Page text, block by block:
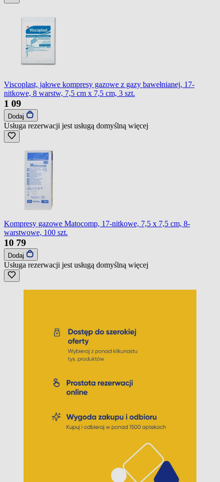
Viscoplast, jałowe kompresy gazowe z gazy bawełnianej, 17-
nitkowe, 8 warstw, 7,5 cm x 7,5 cm, 3 szt.
1 09
Dodaj
Usługa rezerwacji jest usługą domyślną więcej
Kompresy gazowe Matocomp, 17-nitkowe, 7,5 x 7,5 cm, 8-
warstwowe, 100 szt.
10 79
Dodaj
Usługa rezerwacji jest usługą domyślną więcej